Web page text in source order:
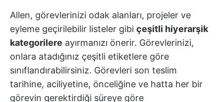
Allen, görevlerinizi odak alanları, projeler ve
eyleme geçirilebilir listeler gibi çeşitli hiyerarşik
kategorilere ayırmanızı önerir. Görevlerinizi,
onlara atadığınız çeşitli etiketlere göre
sınıflandırabilirsiniz. Görevleri son teslim
tarihine, aciliyetine, önceliğine ve hatta her bir
görevin gerektirdiği süreye göre